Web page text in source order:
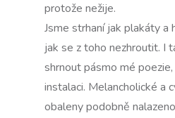
protože nežije.
Jsme strhaní jak plakáty a
jak se z toho nezhroutit. I
shrnout pásmo mé
instalaci. Melancholické a
obaleny podobně